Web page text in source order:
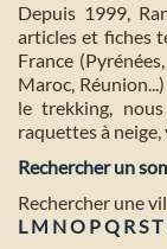
Depuis 1999,
articles et fiches
France
Maroc,
le trekking,
raquettes à
Rechercher un
Rechercher une
L M NO PQ RST